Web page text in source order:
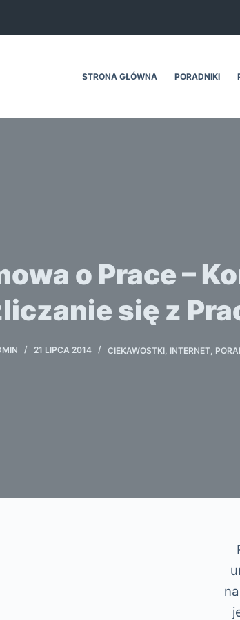
STRONA GŁÓWNA PORADNIKI
o Prace –
się z
21 LIPCA 2014 CIEKAWOSTKI, INTERNET,